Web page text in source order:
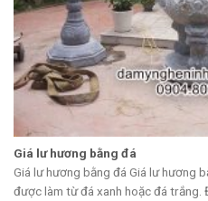
Giá lư hương bằng đá
Giá lư hương bằng đá Giá lư hương
được làm từ đá xanh hoặc đá trắng.